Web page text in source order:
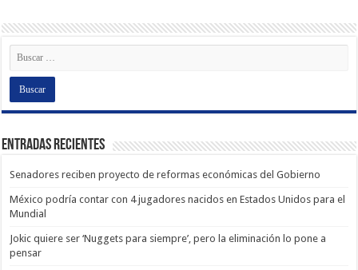
Entradas recientes
Senadores reciben proyecto de reformas económicas del Gobierno
México podría contar con 4 jugadores nacidos en Estados Unidos para el
Mundial
Jokic quiere ser ‘Nuggets para siempre’, pero la eliminación lo pone a
pensar